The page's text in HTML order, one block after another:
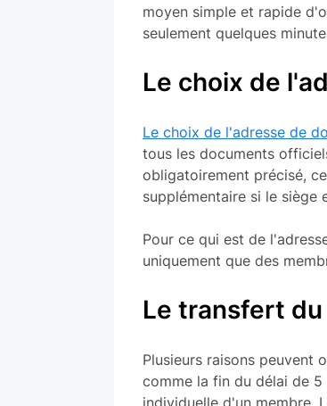
moyen simple et rapide
seulement quelques
Le choix de
Le choix de l'adresse de
tous les documents
obligatoirement précisé,
supplémentaire si le siège
Pour ce qui est de
uniquement que des
Le transfert
Plusieurs raisons peuvent
comme la fin du délai de 5
individuelle d'un membre.